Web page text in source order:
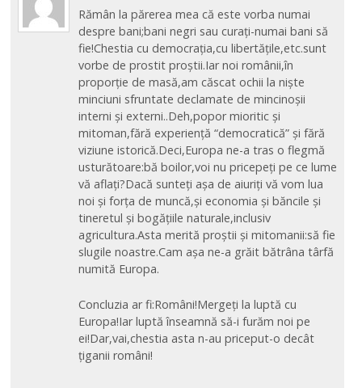
Rămân la părerea mea că este vorba numai
despre bani;bani negri sau curați-numai bani să
fie!Chestia cu democrația,cu libertățile,etc.sunt
vorbe de prostit proștii.Iar noi românii,în
proporție de masă,am căscat ochii la niște
minciuni sfruntate declamate de mincinoșii
interni și externi..Deh,popor mioritic și
mitoman,fără experiență “democratică” și fără
viziune istorică.Deci,Europa ne-a tras o flegmă
usturătoare:bă boilor,voi nu pricepeți pe ce lume
vă aflați?Dacă sunteți așa de aiuriți vă vom lua
noi și forța de muncă,și economia și băncile și
tineretul și bogățiile naturale,inclusiv
agricultura.Asta merită proștii și mitomanii:să fie
slugile noastre.Cam așa ne-a grăit bătrâna târfă
numită Europa.
Concluzia ar fi:Români!Mergeți la luptă cu
Europa!Iar luptă înseamnă să-i furăm noi pe
ei!Dar,vai,chestia asta n-au priceput-o decât
țiganii români!